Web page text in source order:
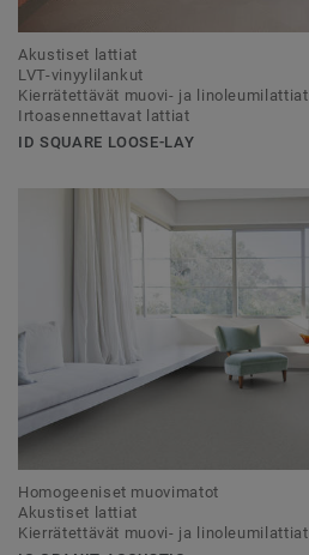
Akustiset lattiat
LVT-vinyylilankut
Kierrätettävät muovi- ja linoleumilattiat
Irtoasennettavat lattiat
ID SQUARE LOOSE-LAY
Homogeeniset muovimatot
Akustiset lattiat
Kierrätettävät muovi- ja linoleumilattiat